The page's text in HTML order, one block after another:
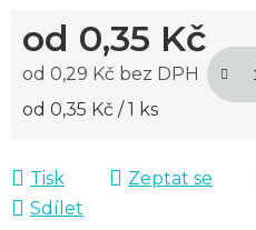
od 0,35 Kč
od 0,29 Kč bez DPH
Měrná cena:
od 0,35 Kč / 1 ks
Tisk Zeptat se
Sdílet